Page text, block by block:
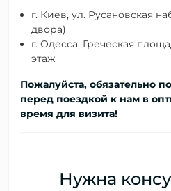
г. Киев, ул. Русановская
двора)
г. Одесса, Греческая
этаж
Пожалуйста, обязательно
перед поездкой к нам в
время для визита!
Нужна